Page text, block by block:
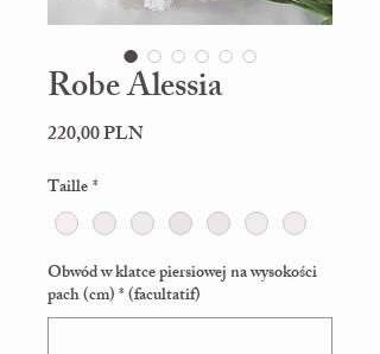
Robe Alessia
220,00 PLNPrix
Taille*
Obwód w klatce piersiowej na wysokości
pach (cm) * (facultatif)